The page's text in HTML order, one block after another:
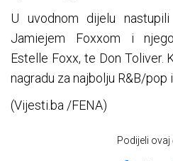
U uvodnom dijelu
Jamiejem Foxxom i
Estelle Foxx, te Don Toliver.
nagradu za najbolju R&B/pop
(Vijesti.ba /FENA)
Podijeli ovaj